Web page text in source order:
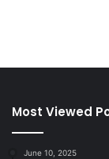
Most Viewed
June 10, 2025